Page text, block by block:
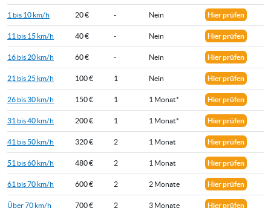
1 bis 10 km/h 20 € - Nein Hier prüfen
11 bis 15 km/h 40 € - Nein Hier prüfen
16 bis 20 km/h 60 € - Nein Hier prüfen
21 bis 25 km/h 100 € 1 Nein Hier prüfen
26 bis 30 km/h 150 € 1 1 Monat* Hier prüfen
31 bis 40 km/h 200 € 1 1 Monat* Hier prüfen
41 bis 50 km/h 320 € 2 1 Monat Hier prüfen
51 bis 60 km/h 480 € 2 1 Monat Hier prüfen
61 bis 70 km/h 600 € 2 2 Monate Hier prüfen
Über 70 km/h 700 € 2 3 Monate Hier prüfen